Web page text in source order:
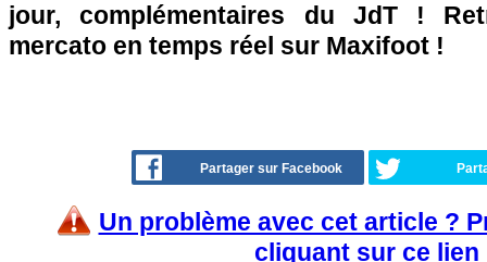
jour, complémentaires du JdT !
mercato en temps réel sur Maxifoot !
Partager sur Facebook
Un problème avec cet article ?
cliquant sur ce lien